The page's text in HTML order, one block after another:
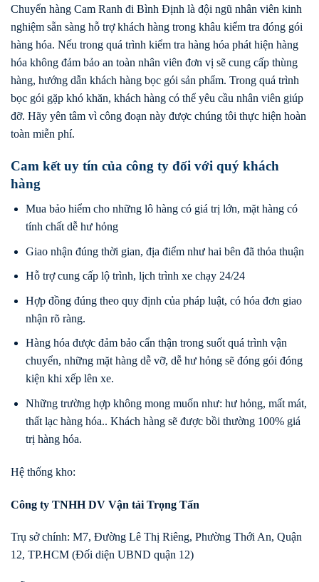
Chuyển hàng Cam Ranh đi Bình Định là đội ngũ nhân viên kinh
nghiệm sẵn sàng hỗ trợ khách hàng trong khâu kiểm tra đóng gói
hàng hóa. Nếu trong quá trình kiểm tra hàng hóa phát hiện hàng
hóa không đảm bảo an toàn nhân viên đơn vị sẽ cung cấp thùng
hàng, hướng dẫn khách hàng bọc gói sản phẩm. Trong quá trình
bọc gói gặp khó khăn, khách hàng có thể yêu cầu nhân viên giúp
đỡ. Hãy yên tâm vì công đoạn này được chúng tôi thực hiện hoàn
toàn miễn phí.
Cam kết uy tín của công ty đối với quý khách
hàng
Mua bảo hiểm cho những lô hàng có giá trị lớn, mặt hàng có
tính chất dễ hư hỏng
Giao nhận đúng thời gian, địa điểm như hai bên đã thỏa thuận
Hỗ trợ cung cấp lộ trình, lịch trình xe chạy 24/24
Hợp đồng đúng theo quy định của pháp luật, có hóa đơn giao
nhận rõ ràng.
Hàng hóa được đảm bảo cẩn thận trong suốt quá trình vận
chuyển, những mặt hàng dễ vỡ, dễ hư hỏng sẽ đóng gói đóng
kiện khi xếp lên xe.
Những trường hợp không mong muốn như: hư hỏng, mất mát,
thất lạc hàng hóa.. Khách hàng sẽ được bồi thường 100% giá
trị hàng hóa.
Hệ thống kho:
Công ty TNHH DV Vận tải Trọng Tấn
Trụ sở chính: M7, Đường Lê Thị Riêng, Phường Thới An, Quận
12, TP.HCM (Đối diện UBND quận 12)